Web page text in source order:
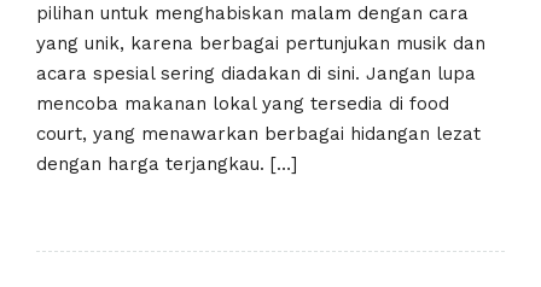
pilihan untuk menghabiskan malam dengan cara
yang unik, karena berbagai pertunjukan musik dan
acara spesial sering diadakan di sini. Jangan lupa
mencoba makanan lokal yang tersedia di food
court, yang menawarkan berbagai hidangan lezat
dengan harga terjangkau. […]